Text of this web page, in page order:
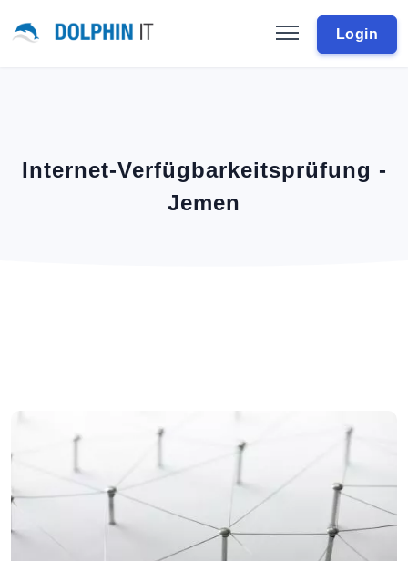
Login
Internet-Verfügbarkeitsprüfung -
Jemen